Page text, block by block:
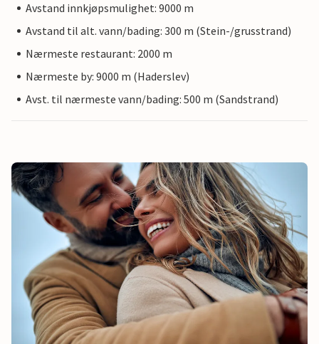
Avstand innkjøpsmulighet: 9000 m
Avstand til alt. vann/bading: 300 m (Stein-/grusstrand)
Nærmeste restaurant: 2000 m
Nærmeste by: 9000 m (Haderslev)
Avst. til nærmeste vann/bading: 500 m (Sandstrand)